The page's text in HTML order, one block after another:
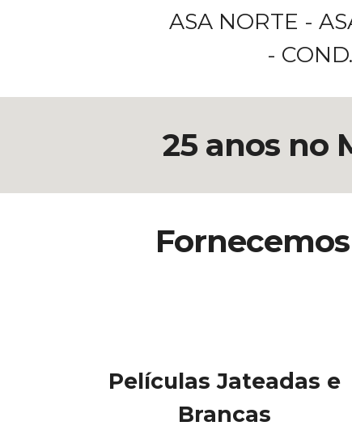
ASA NORTE -
-
25 anos no
Películas Jateadas e
Brancas